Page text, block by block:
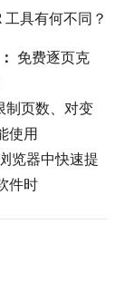
工具有何不同？
免费逐页克
制页数、对变
使用
览器中快速提
件时